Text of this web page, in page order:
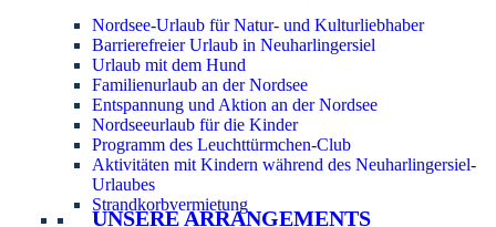
Nordsee-Urlaub für Natur- und Kulturliebhaber
Barrierefreier Urlaub in Neuharlingersiel
Urlaub mit dem Hund
Familienurlaub an der Nordsee
Entspannung und Aktion an der Nordsee
Nordseeurlaub für die Kinder
Programm des Leuchttürmchen-Club
Aktivitäten mit Kindern während des Neuharlingersiel-
Urlaubes
Strandkorbvermietung
UNSERE ARRANGEMENTS